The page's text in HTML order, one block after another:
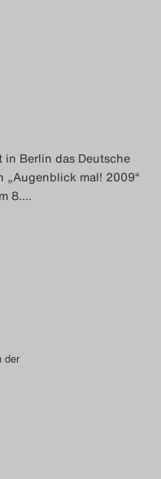
Blog
Blog
Blog
Blog
Berlin das Deutsche
mal! 2009“
8.…
der